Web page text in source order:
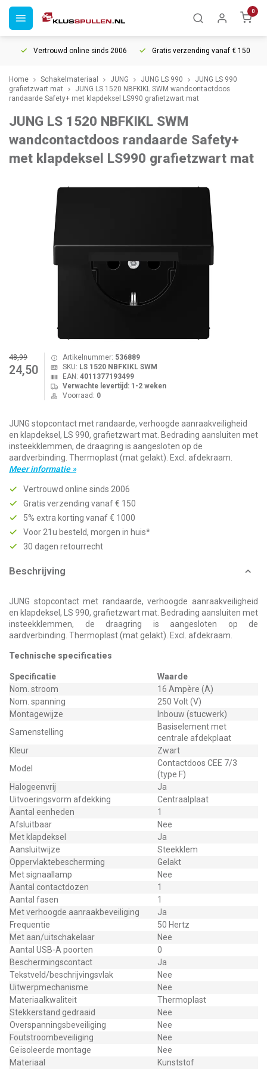
0
Vertrouwd online sinds 2006 Gratis verzending vanaf € 150
Home Schakelmateriaal JUNG JUNG LS 990
JUNG LS 990
grafietzwart mat
JUNG LS 1520 NBFKIKL SWM wandcontactdoos
randaarde Safety+ met klapdeksel LS990 grafietzwart mat
JUNG LS 1520 NBFKIKL SWM
wandcontactdoos randaarde Safety+
met klapdeksel LS990 grafietzwart mat
48,99
24,50
Artikelnummer: 536889
SKU: LS 1520 NBFKIKL SWM
EAN: 4011377193499
Verwachte levertijd: 1-2 weken
Voorraad: 0
JUNG stopcontact met randaarde, verhoogde aanraakveiligheid
en klapdeksel, LS 990, grafietzwart mat. Bedrading aansluiten met
insteekklemmen, de draagring is aangesloten op de
aardverbinding. Thermoplast (mat gelakt). Excl. afdekraam.
Meer informatie »
Vertrouwd online sinds 2006
Gratis verzending vanaf € 150
5% extra korting vanaf € 1000
Voor 21u besteld, morgen in huis*
30 dagen retourrecht
Beschrijving
JUNG stopcontact met randaarde, verhoogde aanraakveiligheid
en klapdeksel, LS 990, grafietzwart mat. Bedrading aansluiten met
insteekklemmen, de draagring is aangesloten op de
aardverbinding. Thermoplast (mat gelakt). Excl. afdekraam.
Technische specificaties
Specificatie
Waarde
Nom. stroom
16 Ampère (A)
Nom. spanning
250 Volt (V)
Montagewijze
Inbouw (stucwerk)
Samenstelling
Basiselement met
centrale afdekplaat
Kleur
Zwart
Model
Contactdoos CEE 7/3
(type F)
Halogeenvrij
Ja
Uitvoeringsvorm afdekking
Centraalplaat
Aantal eenheden
1
Afsluitbaar
Nee
Met klapdeksel
Ja
Aansluitwijze
Steekklem
Oppervlaktebescherming
Gelakt
Met signaallamp
Nee
Aantal contactdozen
1
Aantal fasen
1
Met verhoogde aanraakbeveiliging
Ja
Frequentie
50 Hertz
Met aan/uitschakelaar
Nee
Aantal USB-A poorten
0
Beschermingscontact
Ja
Tekstveld/beschrijvingsvlak
Nee
Uitwerpmechanisme
Nee
Materiaalkwaliteit
Thermoplast
Stekkerstand gedraaid
Nee
Overspanningsbeveiliging
Nee
Foutstroombeveiliging
Nee
Geïsoleerde montage
Nee
Materiaal
Kunststof